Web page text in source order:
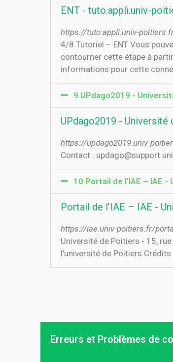
ENT - tuto.appli.univ-
https://tuto.appli.univ-
4/8 Tutoriel – ENT Vous
contourner cette étape à
informations pour cette
9 UPdago2019 -
UPdago2019 - Université
https://updago2019.univ-
Contact :
10 Portail de l’IAE – IAE
Portail de l’IAE – IAE -
https://iae.univ-poitiers.fr/
Université de Poitiers - 15,
l'université de Poitiers
Erreurs et Problèmes de